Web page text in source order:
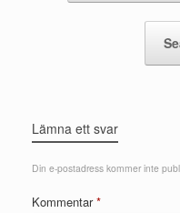
Lämna ett svar
Din e-postadress kommer inte
Kommentar*